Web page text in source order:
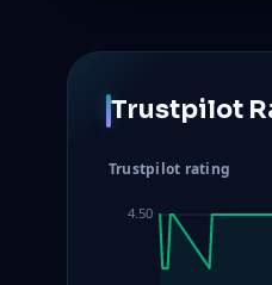
Trustpilot
Trustpilot rating
4.50